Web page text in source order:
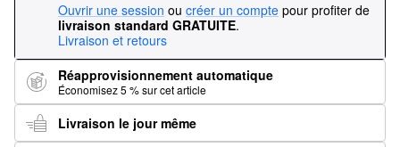
Ouvrir une session ou créer un compte pour profiter de
livraison standard GRATUITE.
Livraison et retours
Réapprovisionnement automatique
Économisez 5 % sur cet article
Livraison le jour même